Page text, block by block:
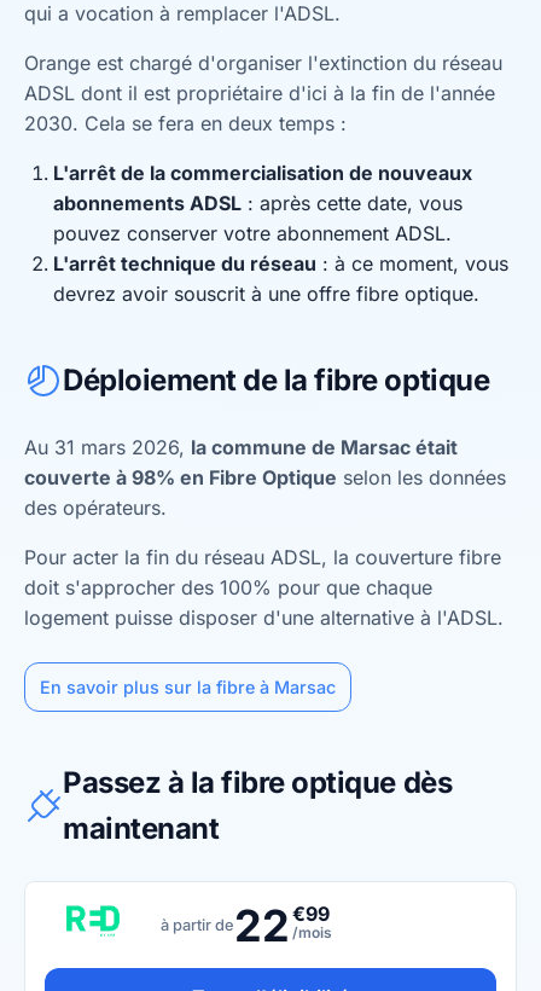
qui a vocation à remplacer l'ADSL.
Orange est chargé d'organiser l'extinction du réseau
ADSL dont il est propriétaire d'ici à la fin de l'année
2030. Cela se fera en deux temps :
L'arrêt de la commercialisation de nouveaux
abonnements ADSL : après cette date, vous
pouvez conserver votre abonnement ADSL.
L'arrêt technique du réseau : à ce moment, vous
devrez avoir souscrit à une offre fibre optique.
Déploiement de la fibre optique
Au 31 mars 2026, la commune de Marsac était
couverte à 98% en Fibre Optique selon les données
des opérateurs.
Pour acter la fin du réseau ADSL, la couverture fibre
doit s'approcher des 100% pour que chaque
logement puisse disposer d'une alternative à l'ADSL.
En savoir plus sur la fibre à Marsac
Passez à la fibre optique dès
maintenant
à partir de 22 €99
/mois